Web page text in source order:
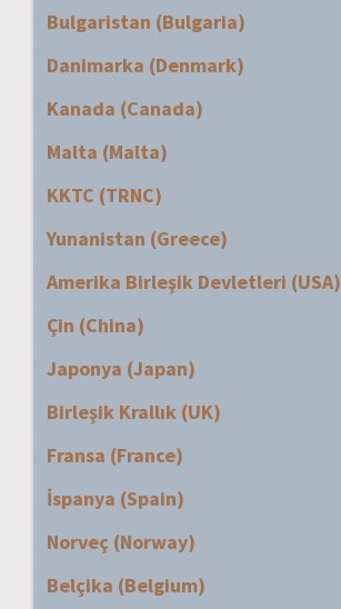
Bulgaristan (Bulgaria)
Danimarka (Denmark)
Kanada (Canada)
Malta (Malta)
KKTC (TRNC)
Yunanistan (Greece)
Amerika Birleşik Devletleri (USA)
Çin (China)
Japonya (Japan)
Birleşik Krallık (UK)
Fransa (France)
İspanya (Spain)
Norveç (Norway)
Belçika (Belgium)